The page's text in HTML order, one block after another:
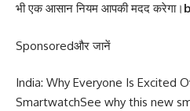
भी एक आसान नियम आपकी मदद करेगा।
Sponsoredऔर जानें
India: Why Everyone Is Excited
SmartwatchSee why this new